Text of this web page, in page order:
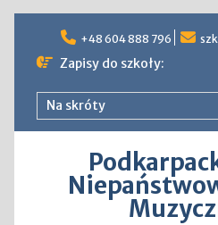
content
+48 604 888 796
Zapisy do szkoły:
Na skróty